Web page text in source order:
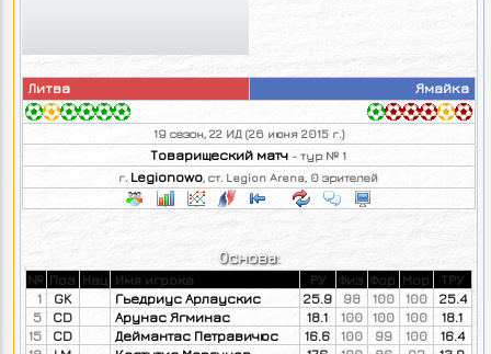
Литва Ямайка
19 сезон, 22 ИД (26 июня 2015 г.)
Товарищеский матч - тур № 1
г. Legionowo, ст. Legion Arena, 0 зрителей
Основа:
№ Поз Нац Имя игрока РУ Физ Фор Мор
ТРУ
1
GK Гьедриус Арлаускис 25.9 98 100 100
25.4
5
CD Арунас Ягминас 18.1 100 100 100
18.1
15
CD Деймантас Петравичюс 16.6 100 99 100
16.4